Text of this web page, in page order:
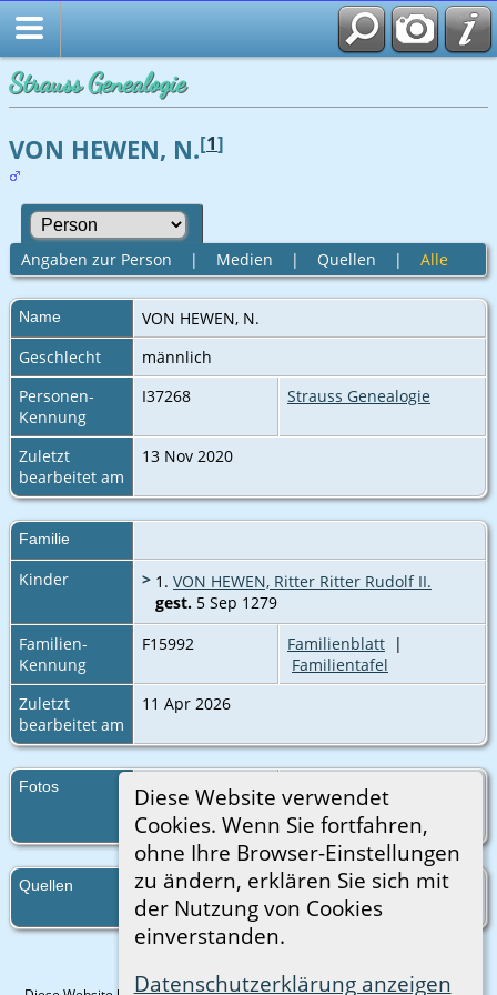
Strauss Genealogie
Diese Website verwendet
Cookies. Wenn Sie fortfahren,
ohne Ihre Browser-Einstellungen
zu ändern, erklären Sie sich mit
der Nutzung von Cookies
einverstanden.
Datenschutzerklärung anzeigen
VON HEWEN, N.[1]
Angaben zur Person | Medien | Quellen | Alle
Name VON HEWEN, N.
Geschlecht
männlich
Personen-
Kennung
I37268 Strauss Genealogie
Zuletzt
bearbeitet am
13 Nov 2020
Familie
Kinder > 1. VON HEWEN, Ritter Ritter Rudolf II.
gest. 5 Sep 1279
Familien-
Kennung
F15992 Familienblatt |
Familientafel
Zuletzt
bearbeitet am
11 Apr 2026
Fotos
150. Baron von Hewen,
Höwen
Quellen
http://wappenwiki.org/index.php?
title=Zurich_Roll_2.